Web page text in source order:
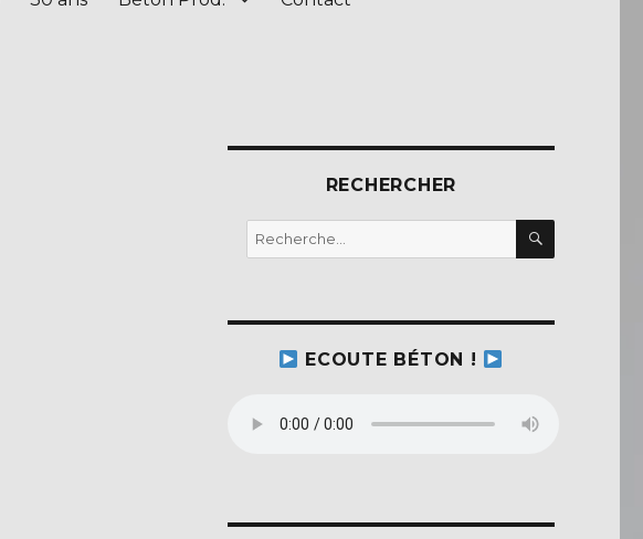
RECHERCHER
Recherche
pour :
ECOUTE BÉTON !